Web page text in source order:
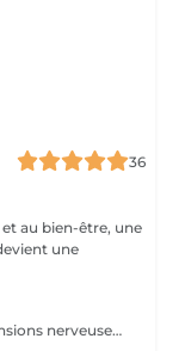
36
au bien-être, une
une
Ce massage apaise le mental, relâche les tensions nerveuses et procure relaxation profonde et lâcher-prise.